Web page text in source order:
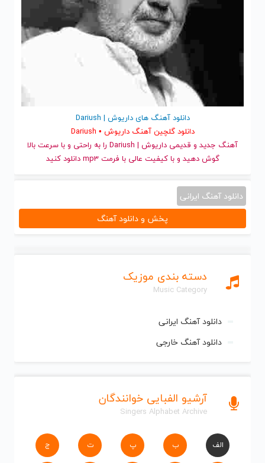
دسته بندی موزیک
Music Category
دانلود آهنگ ایرانی
دانلود آهنگ خارجی
آرشیو الفبایی خوانندگان
Singers Alphabet Archive
الف ب پ ت ج
دانلود آهنگ های داریوش | Dariush
دانلود گلچین آهنگ داریوش • Dariush
آهنگ جدید
و قدیمی داریوش | Dariush را به راحتی و با سرعت بالا
گوش دهید و با کیفیت عالی با فرمت mp3 دانلود کنید
دانلود آهنگ ایرانی
پخش و دانلود آهنگ